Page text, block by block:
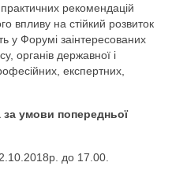
рекомендацій
впливу на стійкий розвиток
у Форумі заінтересованих
органів державної і
експертних,
за умови попередньої
до 17.00.